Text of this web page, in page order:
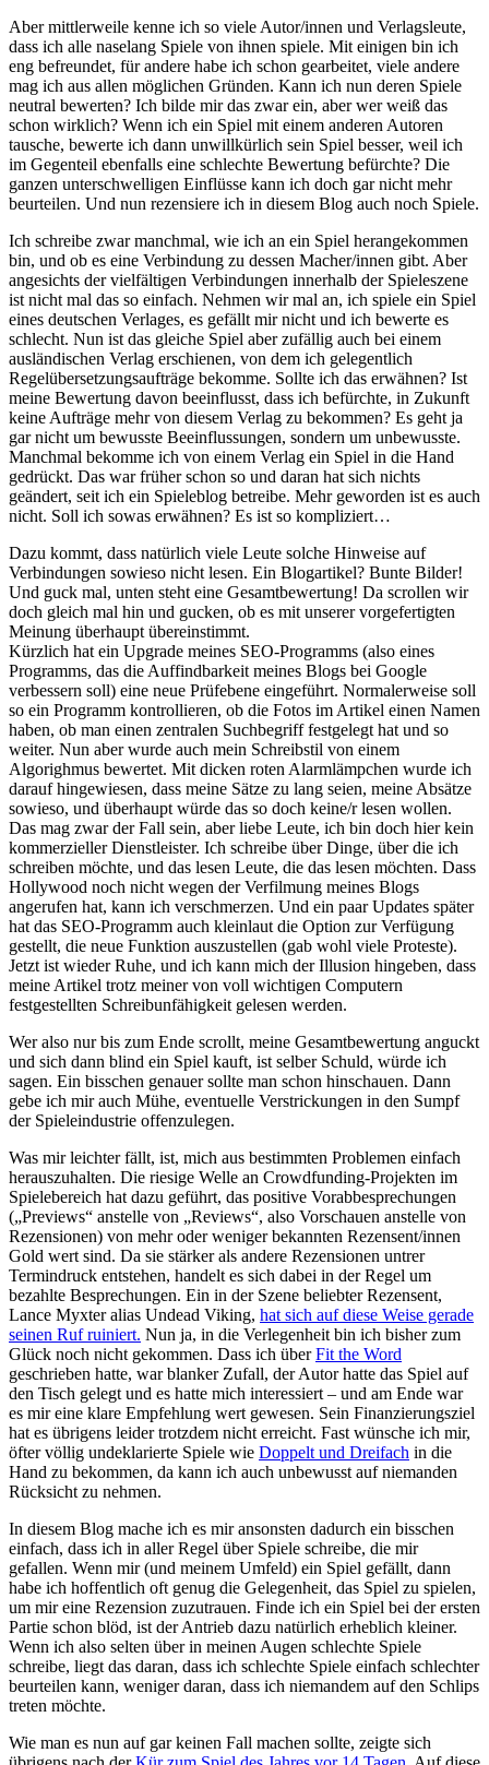
Aber mittlerweile kenne ich so viele Autor/innen und Verlagsleute,
dass ich alle naselang Spiele von ihnen spiele. Mit einigen bin ich
eng befreundet, für andere habe ich schon gearbeitet, viele andere
mag ich aus allen möglichen Gründen. Kann ich nun deren Spiele
neutral bewerten? Ich bilde mir das zwar ein, aber wer weiß das
schon wirklich? Wenn ich ein Spiel mit einem anderen Autoren
tausche, bewerte ich dann unwillkürlich sein Spiel besser, weil ich
im Gegenteil ebenfalls eine schlechte Bewertung befürchte? Die
ganzen unterschwelligen Einflüsse kann ich doch gar nicht mehr
beurteilen. Und nun rezensiere ich in diesem Blog auch noch Spiele.
Ich schreibe zwar manchmal, wie ich an ein Spiel herangekommen
bin, und ob es eine Verbindung zu dessen Macher/innen gibt. Aber
angesichts der vielfältigen Verbindungen innerhalb der Spieleszene
ist nicht mal das so einfach. Nehmen wir mal an, ich spiele ein Spiel
eines deutschen Verlages, es gefällt mir nicht und ich bewerte es
schlecht. Nun ist das gleiche Spiel aber zufällig auch bei einem
ausländischen Verlag erschienen, von dem ich gelegentlich
Regelübersetzungsaufträge bekomme. Sollte ich das erwähnen? Ist
meine Bewertung davon beeinflusst, dass ich befürchte, in Zukunft
keine Aufträge mehr von diesem Verlag zu bekommen? Es geht ja
gar nicht um bewusste Beeinflussungen, sondern um unbewusste.
Manchmal bekomme ich von einem Verlag ein Spiel in die Hand
gedrückt. Das war früher schon so und daran hat sich nichts
geändert, seit ich ein Spieleblog betreibe. Mehr geworden ist es auch
nicht. Soll ich sowas erwähnen? Es ist so kompliziert…
Dazu kommt, dass natürlich viele Leute solche Hinweise auf
Verbindungen sowieso nicht lesen. Ein Blogartikel? Bunte Bilder!
Und guck mal, unten steht eine Gesamtbewertung! Da scrollen wir
doch gleich mal hin und gucken, ob es mit unserer vorgefertigten
Meinung überhaupt übereinstimmt.
Kürzlich hat ein Upgrade meines SEO-Programms (also eines
Programms, das die Auffindbarkeit meines Blogs bei Google
verbessern soll) eine neue Prüfebene eingeführt. Normalerweise soll
so ein Programm kontrollieren, ob die Fotos im Artikel einen Namen
haben, ob man einen zentralen Suchbegriff festgelegt hat und so
weiter. Nun aber wurde auch mein Schreibstil von einem
Algorighmus bewertet. Mit dicken roten Alarmlämpchen wurde ich
darauf hingewiesen, dass meine Sätze zu lang seien, meine Absätze
sowieso, und überhaupt würde das so doch keine/r lesen wollen.
Das mag zwar der Fall sein, aber liebe Leute, ich bin doch hier kein
kommerzieller Dienstleister. Ich schreibe über Dinge, über die ich
schreiben möchte, und das lesen Leute, die das lesen möchten. Dass
Hollywood noch nicht wegen der Verfilmung meines Blogs
angerufen hat, kann ich verschmerzen. Und ein paar Updates später
hat das SEO-Programm auch kleinlaut die Option zur Verfügung
gestellt, die neue Funktion auszustellen (gab wohl viele Proteste).
Jetzt ist wieder Ruhe, und ich kann mich der Illusion hingeben, dass
meine Artikel trotz meiner von voll wichtigen Computern
festgestellten Schreibunfähigkeit gelesen werden.
Wer also nur bis zum Ende scrollt, meine Gesamtbewertung anguckt
und sich dann blind ein Spiel kauft, ist selber Schuld, würde ich
sagen. Ein bisschen genauer sollte man schon hinschauen. Dann
gebe ich mir auch Mühe, eventuelle Verstrickungen in den Sumpf
der Spieleindustrie offenzulegen.
Was mir leichter fällt, ist, mich aus bestimmten Problemen einfach
herauszuhalten. Die riesige Welle an Crowdfunding-Projekten im
Spielebereich hat dazu geführt, das positive Vorabbesprechungen
(„Previews“ anstelle von „Reviews“, also Vorschauen anstelle von
Rezensionen) von mehr oder weniger bekannten Rezensent/innen
Gold wert sind. Da sie stärker als andere Rezensionen untrer
Termindruck entstehen, handelt es sich dabei in der Regel um
bezahlte Besprechungen. Ein in der Szene beliebter Rezensent,
Lance Myxter alias Undead Viking, hat sich auf diese Weise gerade
seinen Ruf ruiniert. Nun ja, in die Verlegenheit bin ich bisher zum
Glück noch nicht gekommen. Dass ich überFit the Word
geschrieben hatte, war blanker Zufall, der Autor hatte das Spiel auf
den Tisch gelegt und es hatte mich interessiert – und am Ende war
es mir eine klare Empfehlung wert gewesen. Sein Finanzierungsziel
hat es übrigens leider trotzdem nicht erreicht. Fast wünsche ich mir,
öfter völlig undeklarierte Spiele wie Doppelt und Dreifach in die
Hand zu bekommen, da kann ich auch unbewusst auf niemanden
Rücksicht zu nehmen.
In diesem Blog mache ich es mir ansonsten dadurch ein bisschen
einfach, dass ich in aller Regel über Spiele schreibe, die mir
gefallen. Wenn mir (und meinem Umfeld) ein Spiel gefällt, dann
habe ich hoffentlich oft genug die Gelegenheit, das Spiel zu spielen,
um mir eine Rezension zuzutrauen. Finde ich ein Spiel bei der ersten
Partie schon blöd, ist der Antrieb dazu natürlich erheblich kleiner.
Wenn ich also selten über in meinen Augen schlechte Spiele
schreibe, liegt das daran, dass ich schlechte Spiele einfach schlechter
beurteilen kann, weniger daran, dass ich niemandem auf den Schlips
treten möchte.
Wie man es nun auf gar keinen Fall machen sollte, zeigte sich